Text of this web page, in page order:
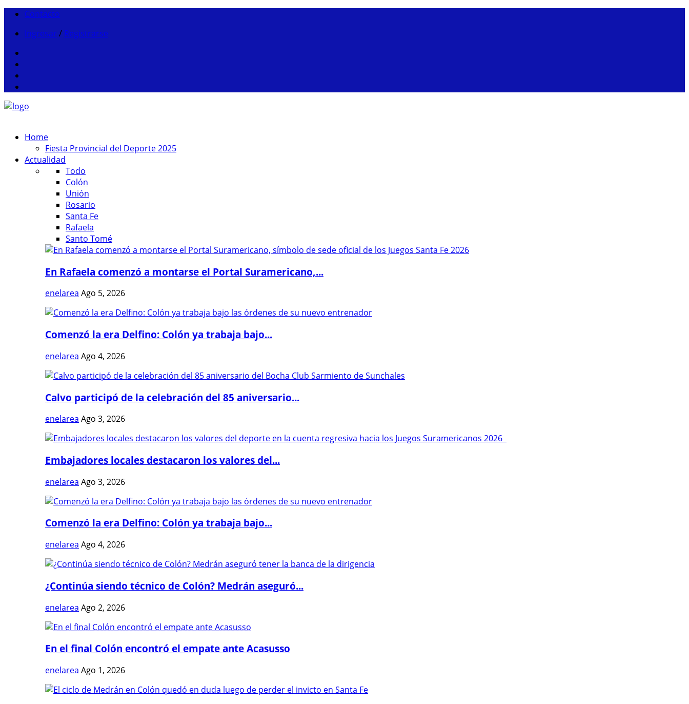
Contacto
Ingresar / Registrarse
Home
Fiesta Provincial del Deporte 2025
Actualidad
Todo
Colón
Unión
Rosario
Santa Fe
Rafaela
Santo Tomé
En Rafaela comenzó a montarse el Portal Suramericano,...
enelarea Ago 5, 2026
Comenzó la era Delfino: Colón ya trabaja bajo...
enelarea Ago 4, 2026
Calvo participó de la celebración del 85 aniversario...
enelarea Ago 3, 2026
Embajadores locales destacaron los valores del...
enelarea Ago 3, 2026
Comenzó la era Delfino: Colón ya trabaja bajo...
enelarea Ago 4, 2026
¿Continúa siendo técnico de Colón? Medrán aseguró...
enelarea Ago 2, 2026
En el final Colón encontró el empate ante Acasusso
enelarea Ago 1, 2026